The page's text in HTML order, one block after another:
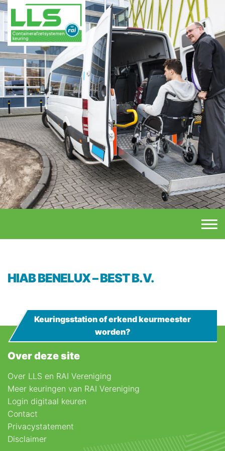
HIAB BENELUX – BEST B.V.
Over deze site
Over LLS en RAI Vereniging
Meer keuringen van RAI Vereniging
Login digitaal keuren
Contact
Privacystatement
Disclaimer
Keuringsstation of erkend keurmeester
worden?